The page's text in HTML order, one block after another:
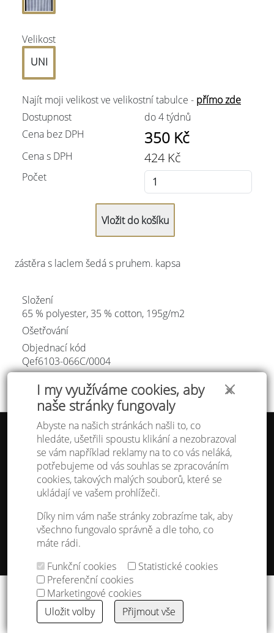
✕
I my využíváme cookies, aby
naše stránky fungovaly
Abyste na našich stránkách našli to, co
hledáte, ušetřili spoustu klikání a nezobrazoval
se vám například reklamy na to co vás neláká,
potřebujeme od vás souhlas se zpracováním
cookies, takových malých souborů, které se
ukládají ve vašem prohlížeči.
Díky nim vám naše stránky zobrazíme tak, aby
všechno fungovalo správně a dle toho, co
máte rádi.
Funkční cookies
Statistické cookies
Preferenční cookies
Marketingové cookies
Uložit volby
Přijmout vše
Velikost
UNI
Najít moji velikost ve velikostní tabulce - přímo zde
Dostupnost
do 4 týdnů
Cena bez DPH
350 Kč
Cena s DPH 424Kč
Počet
zástěra s laclem šedá s pruhem. kapsa
Složení
65 % polyester, 35 % cotton, 195g/m2
Ošetřování
Objednací kód
Qef6103-066C/0004
Tabulka velikostí
Doprava a platba
Ochrana osobních údajů
Obchodní podmínky
Kontakt
Atelier IVN
Na Výhledě 324/1
360 17 Karlovy Vary
Nastavení cookies
Copyright © 2013 - 2026